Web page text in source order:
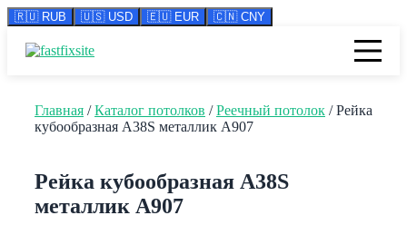
🇷🇺 RUB 🇺🇸 USD 🇪🇺 EUR 🇨🇳 CNY
Главная /Каталог потолков /Реечный потолок / Рейка
кубообразная A38S металлик А907
Рейка кубообразная A38S
металлик А907